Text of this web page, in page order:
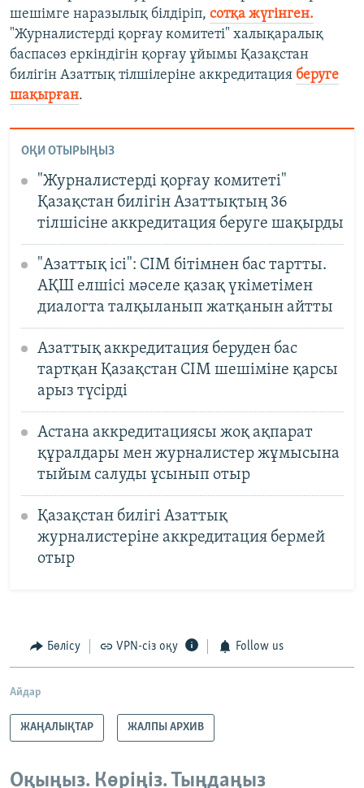
шешімге наразылық білдіріп, сотқа жүгінген.
"Журналистерді қорғау комитеті" халықаралық
баспасөз еркіндігін қорғау ұйымы Қазақстан
билігін Азаттық тілшілеріне аккредитация беруге
шақырған.
ОҚИ ОТЫРЫҢЫЗ
"Журналистерді қорғау комитеті"
Қазақстан билігін Азаттықтың 36
тілшісіне аккредитация беруге шақырды
"Азаттық ісі": СІМ бітімнен бас тартты.
АҚШ елшісі мәселе қазақ үкіметімен
диалогта талқыланып жатқанын айтты
Азаттық аккредитация беруден бас
тартқан Қазақстан СІМ шешіміне қарсы
арыз түсірді
Астана аккредитациясы жоқ ақпарат
құралдары мен журналистер жұмысына
тыйым салуды ұсынып отыр
Қазақстан билігі Азаттық
журналистеріне аккредитация бермей
отыр
Бөлісу VPN-сіз оқу Follow us
Айдар
ЖАҢАЛЫҚТАР ЖАЛПЫ АРХИВ
Оқыңыз. Көріңіз. Тыңдаңыз